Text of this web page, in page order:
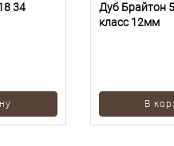
34
Дуб Брайтон
класс 12мм
В